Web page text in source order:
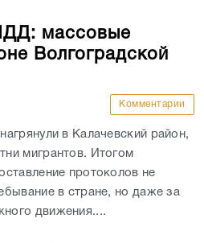
массовые
Волгоградской
Комментарии
в Калачевский район,
мигрантов. Итогом
протоколов не
в стране, но даже за
движения....